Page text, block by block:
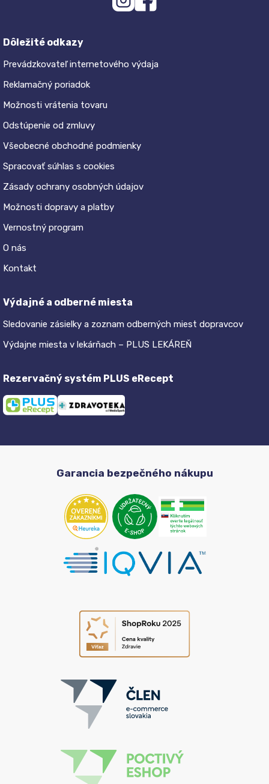
Dôležité odkazy
Prevádzkovateľ internetového výdaja
Reklamačný poriadok
Možnosti vrátenia tovaru
Odstúpenie od zmluvy
Všeobecné obchodné podmienky
Spracovať súhlas s cookies
Zásady ochrany osobných údajov
Možnosti dopravy a platby
Vernostný program
O nás
Kontakt
Výdajné a odberné miesta
Sledovanie zásielky a zoznam odberných miest dopravcov
Výdajne miesta v lekárňach – PLUS LEKÁREŇ
Rezervačný systém PLUS eRecept
Garancia bezpečného nákupu